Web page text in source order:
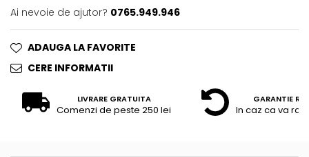
Ai nevoie de ajutor? 0765.949.946
ADAUGA LA FAVORITE
CERE INFORMATII
LIVRARE GRATUITA
Comenzi de peste 250 lei
GARANTIE
In caz ca va